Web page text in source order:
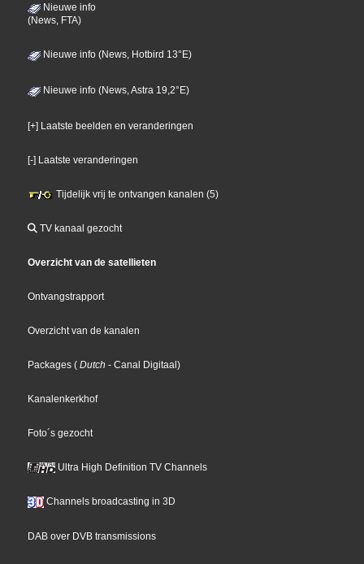
Nieuwe info
(News, FTA)
Nieuwe info (News, Hotbird 13°E)
Nieuwe info (News, Astra 19,2°E)
[+] Laatste beelden en veranderingen
[-] Laatste veranderingen
Tijdelijk vrij te ontvangen kanalen (5)
TV kanaal gezocht
Overzicht van de satellieten
Ontvangstrapport
Overzicht van de kanalen
Packages ( Dutch - Canal Digitaal)
Kanalenkerkhof
Foto´s gezocht
Ultra High Definition TV Channels
Channels broadcasting in 3D
DAB over DVB transmissions